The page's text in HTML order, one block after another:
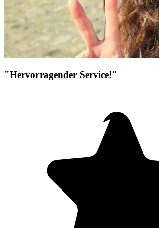
"Hervorragender Service!"